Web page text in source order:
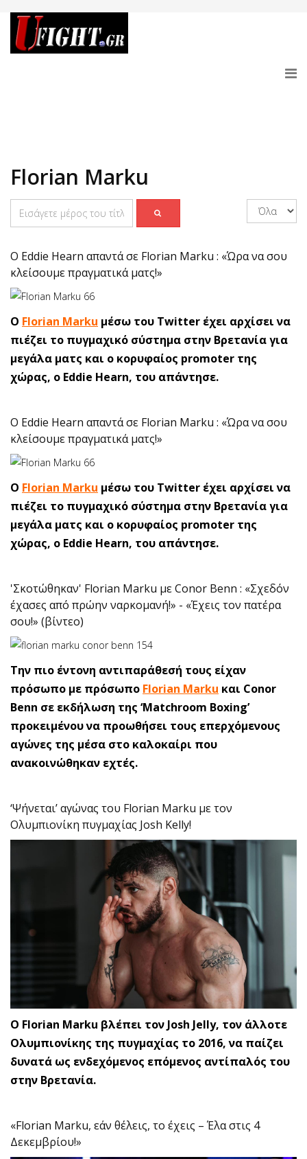
Florian Marku
O Eddie Hearn απαντά σε Florian Marku : «Ώρα να σου
κλείσουμε πραγματικά ματς!»
Ο Florian Marku μέσω του Twitter έχει αρχίσει να
πιέζει το πυγμαχικό σύστημα στην Βρετανία για
μεγάλα ματς και ο κορυφαίος promoter της
χώρας, ο Eddie Hearn, του απάντησε.
O Eddie Hearn απαντά σε Florian Marku : «Ώρα να σου
κλείσουμε πραγματικά ματς!»
Ο Florian Marku μέσω του Twitter έχει αρχίσει να
πιέζει το πυγμαχικό σύστημα στην Βρετανία για
μεγάλα ματς και ο κορυφαίος promoter της
χώρας, ο Eddie Hearn, του απάντησε.
'Σκοτώθηκαν' Florian Marku με Conor Benn : «Σχεδόν
έχασες από πρώην ναρκομανή!» - «Έχεις τον πατέρα
σου!» (βίντεο)
Την πιο έντονη αντιπαράθεσή τους είχαν
πρόσωπο με πρόσωπο Florian Marku και Conor
Benn σε εκδήλωση της ‘Matchroom Boxing’
προκειμένου να προωθήσει τους επερχόμενους
αγώνες της μέσα στο καλοκαίρι που
ανακοινώθηκαν εχτές.
‘Ψήνεται’ αγώνας του Florian Marku με τον
Ολυμπιονίκη πυγμαχίας Josh Kelly!
O Florian Marku βλέπει τον Josh Jelly, τον άλλοτε
Ολυμπιονίκης της πυγμαχίας το 2016, να παίζει
δυνατά ως ενδεχόμενος επόμενος αντίπαλός του
στην Βρετανία.
«Florian Marku, εάν θέλεις, το έχεις – Έλα στις 4
Δεκεμβρίου!»